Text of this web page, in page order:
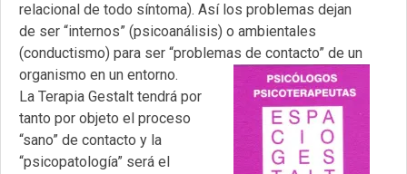
relacional de todo síntoma). Así los problemas dejan
de ser “internos” (psicoanálisis) o ambientales
(conductismo) para ser “problemas de contacto” de un
organismo en un entorno.
La Terapia Gestalt tendrá por
tanto por objeto el proceso
“sano” de contacto y la
“psicopatología” será el